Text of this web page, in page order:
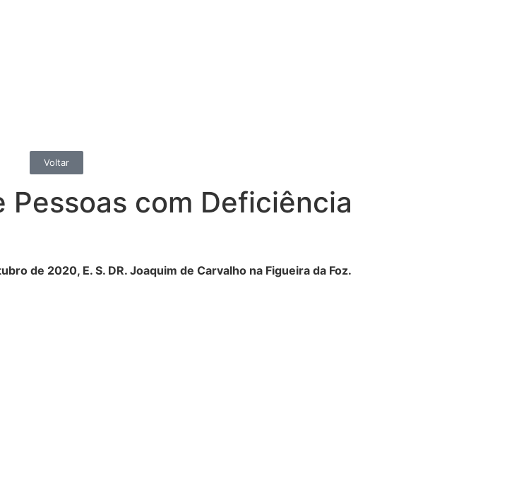
Voltar
Pessoas com Deficiência
de 2020, E. S. DR. Joaquim de Carvalho na Figueira da Foz.